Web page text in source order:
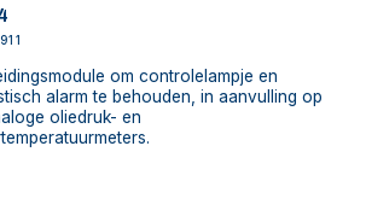
om controlelampje en
alarm te behouden, in aanvulling op
oliedruk- en